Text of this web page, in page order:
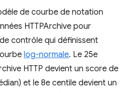
de courbe de notation
HTTPArchive pour
contrôle qui définissent
log-normale. Le 25e
HTTP devient un score de
et le 8e centile devient un